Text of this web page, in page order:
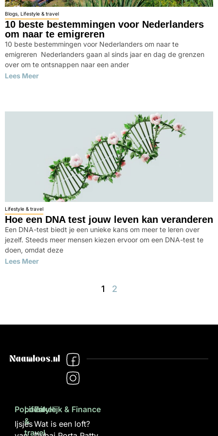
Blogs, Lifestyle & travel
10 beste bestemmingen voor Nederlanders
om naar te emigreren
10 beste bestemmingen voor Nederlanders om naar te
emigreren Nederlanders gaan al sinds jaar en dag de grenzen
over om te ontsnappen naar een ander
Lees Meer
Lifestyle & travel
Hoe een DNA test jouw leven kan veranderen
Een DNA-test biedt je een unieke kans om meer te leren over
jezelf. Steeds meer mensen kiezen ervoor om een DNA-test te
doen, omdat deze
Lees Meer
1 2
Populair
Ijsjes
Lifestyle
&
travel
Zakelijk & Finance
Wat is een loft?